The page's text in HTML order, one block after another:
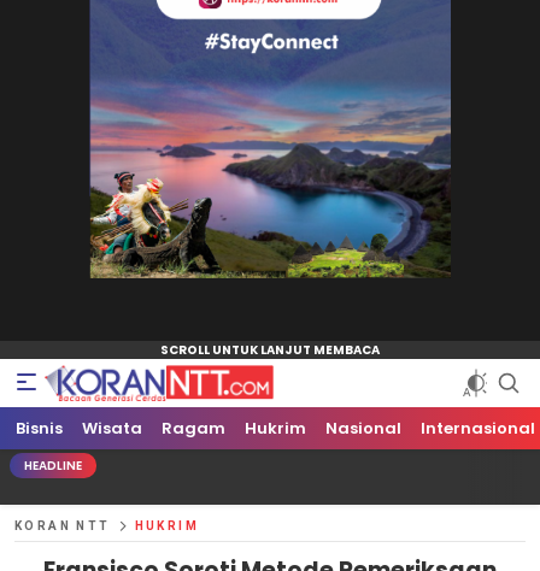
Koran NTT
Bacaan Generasi Cerdas
Bisnis Wisata Ragam Hukrim Nasional Internasional
HEADLINE
KORAN NTT HUKRIM